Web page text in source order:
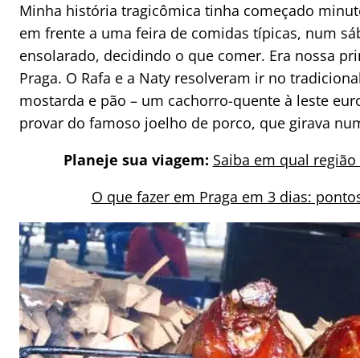
Minha história tragicômica tinha começado
em frente a uma feira de comidas típicas, num
ensolarado, decidindo o que comer. Era nossa
Praga. O Rafa e a Naty resolveram ir no
mostarda e pão – um cachorro-quente à leste
provar do famoso joelho de porco, que girava
Planeje sua viagem: Saiba em qual
O que fazer em Praga em 3 dias: